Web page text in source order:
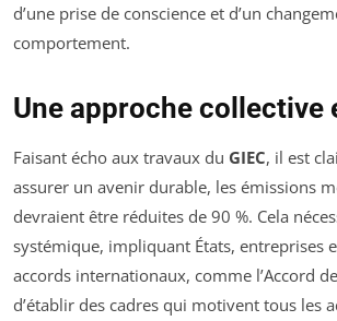
d’une prise de conscience et d’un
comportement.
Une approche collective
Faisant écho aux travaux du GIEC, il est
assurer un avenir durable, les émissions
devraient être réduites de 90 %. Cela
systémique, impliquant États, entreprises
accords internationaux, comme l’Accord
d’établir des cadres qui motivent tous les